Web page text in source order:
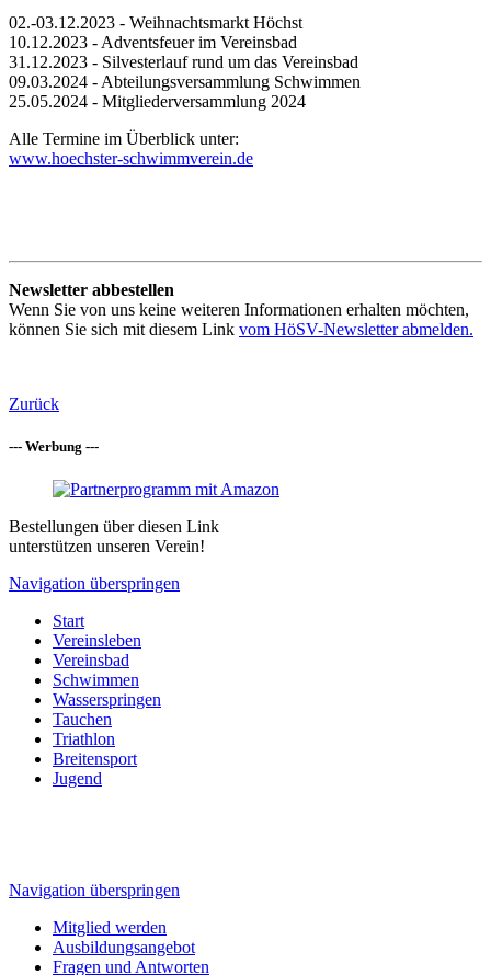
02.-03.12.2023 - Weihnachtsmarkt Höchst
10.12.2023 - Adventsfeuer im Vereinsbad
31.12.2023 - Silvesterlauf rund um das Vereinsbad
09.03.2024 - Abteilungsversammlung Schwimmen
25.05.2024 - Mitgliederversammlung 2024
Alle Termine im Überblick unter:
www.hoechster-schwimmverein.de
Newsletter abbestellen
Wenn Sie von uns keine weiteren Informationen erhalten möchten,
können Sie sich mit diesem Link vom HöSV-Newsletter abmelden.
Zurück
--- Werbung ---
Bestellungen über diesen Link
unterstützen unseren Verein!
Navigation überspringen
Start
Vereinsleben
Vereinsbad
Schwimmen
Wasserspringen
Tauchen
Triathlon
Breitensport
Jugend
Navigation überspringen
Mitglied werden
Ausbildungsangebot
Fragen und Antworten